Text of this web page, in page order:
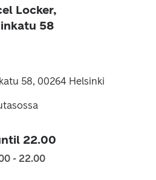
Locker,
58
58, 00264 Helsinki
22.00
- 22.00